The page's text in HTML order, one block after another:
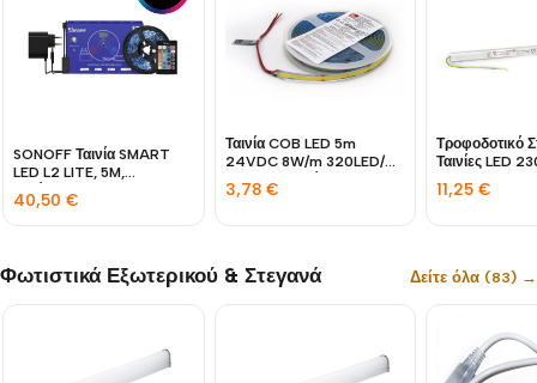
SONOFF Ταινία SMART
LED L2 LITE, 5M,
Αδιάβροχη IP65
40,50 €
Ταινία COB LED 5m
24VDC 8W/m 320LED/m
3,78 €
Τροφοδοτικό
Ταινίες LED
11,25€
Φωτιστικά Εξωτερικού & Στεγανά Δείτε όλα (83) →